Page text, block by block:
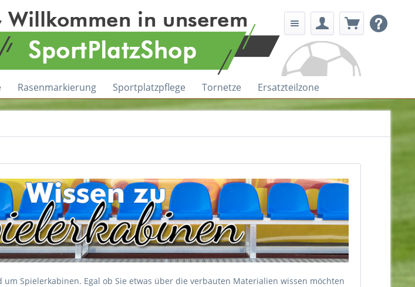
Rasenmarkierung Sportplatzpflege Tornetze Ersatzteilzone
Spielerkabinen. Egal ob Sie etwas über die verbauten Materialien wissen möchten